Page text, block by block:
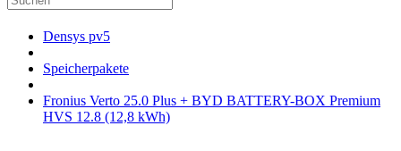
Densys pv5
Speicherpakete
Fronius Verto 25.0 Plus + BYD BATTERY-BOX Premium
HVS 12.8 (12,8 kWh)